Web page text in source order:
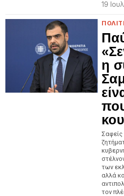
19
η
Σαφείς
των
αλλά
τον